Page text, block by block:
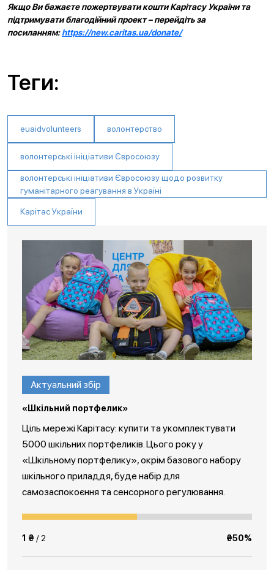
Якщо Ви бажаєте пожертвувати кошти Карітасу України та
підтримувати благодійний проект – перейдіть за
посиланням:https://new.caritas.ua/donate/
Теги:
euaidvolunteers волонтерство
волонтерські ініціативи Євросоюзу
волонтерські ініціативи Євросоюзу щодо розвитку
гуманітарного реагування в Україні
Карітас України
Актуальний збір
«Шкільний портфелик»
Ціль мережі Карітасу: купити та укомплектувати
5000 шкільних портфеликів. Цього року у
«Шкільному портфелику», окрім базового набору
шкільного приладдя, буде набір для
самозаспокоєння та сенсорного регулювання.
1 ₴ / 2 ₴50%